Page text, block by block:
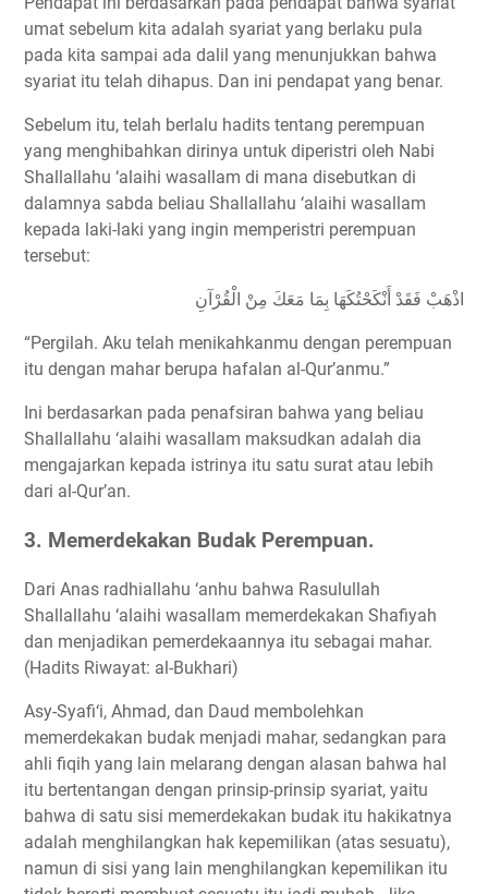
umat sebelum kita adalah syariat yang berlaku pula
pada kita sampai ada dalil yang menunjukkan bahwa
syariat itu telah dihapus. Dan ini pendapat yang benar.
Sebelum itu, telah berlalu hadits tentang perempuan
yang menghibahkan dirinya untuk diperistri oleh Nabi
Shallallahu ‘alaihi wasallam di mana disebutkan di
dalamnya sabda beliau Shallallahu ‘alaihi wasallam
kepada laki-laki yang ingin memperistri perempuan
tersebut:
اذْهَبْ فَقَدْ أَنْكَحْتُكَهَا بِمَا مَعَكَ مِنْ الْقُرْآنِ
“Pergilah. Aku telah menikahkanmu dengan perempuan
itu dengan mahar berupa hafalan al-Qur’anmu.”
Ini berdasarkan pada penafsiran bahwa yang beliau
Shallallahu ‘alaihi wasallam maksudkan adalah dia
mengajarkan kepada istrinya itu satu surat atau lebih
dari al-Qur’an.
3. Memerdekakan Budak Perempuan.
Dari Anas radhiallahu ‘anhu bahwa Rasulullah
Shallallahu ‘alaihi wasallam memerdekakan Shafiyah
dan menjadikan pemerdekaannya itu sebagai mahar.
(Hadits Riwayat: al-Bukhari)
Asy-Syafi‘i, Ahmad, dan Daud membolehkan
memerdekakan budak menjadi mahar, sedangkan para
ahli fiqih yang lain melarang dengan alasan bahwa hal
itu bertentangan dengan prinsip-prinsip syariat, yaitu
bahwa di satu sisi memerdekakan budak itu hakikatnya
adalah menghilangkan hak kepemilikan (atas sesuatu),
namun di sisi yang lain menghilangkan kepemilikan itu